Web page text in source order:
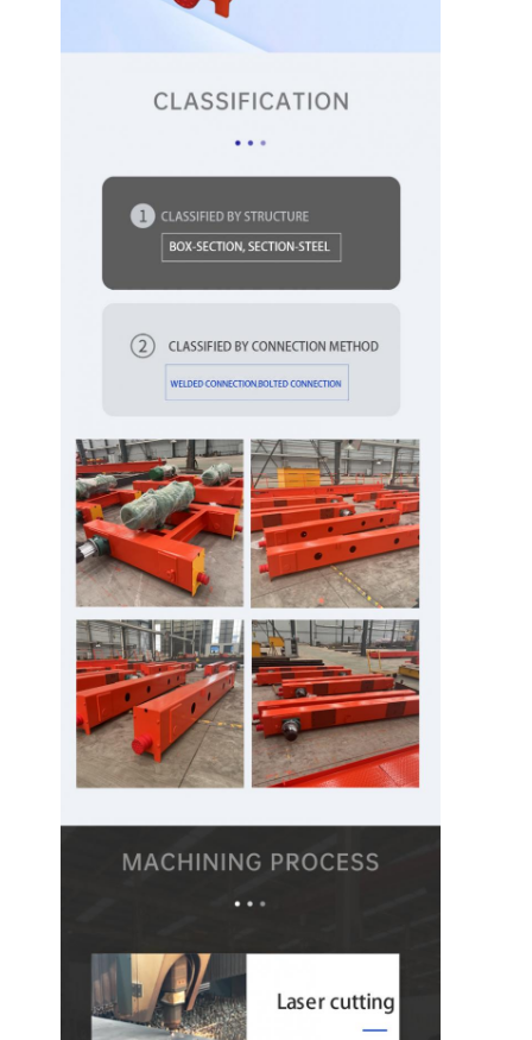
Calidad
Casos
Ahora Charle
Las ruedas de las grúas
Tambor de cuerda de alambre
El gancho de grúa
Carro de Extremo
Bloque de polea de grúa
Ganchos agarradores
Grúa
Motor de engranajes y freno
Izar